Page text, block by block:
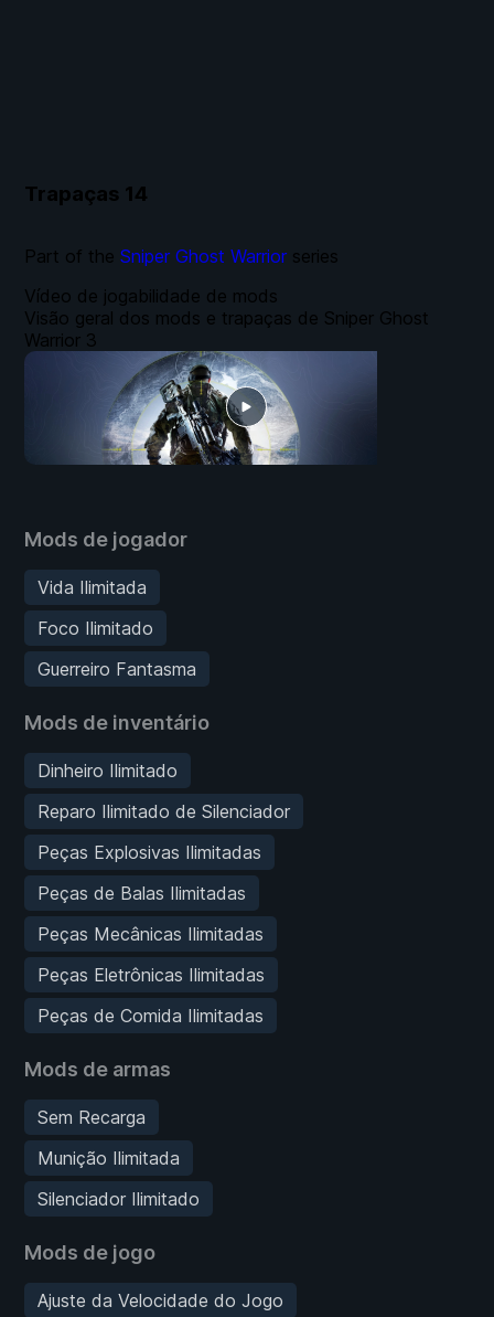
Trapaças 14
Mods de jogador
Vida Ilimitada
Foco Ilimitado
Guerreiro Fantasma
Mods de inventário
Dinheiro Ilimitado
Reparo Ilimitado de Silenciador
Peças Explosivas Ilimitadas
Peças de Balas Ilimitadas
Peças Mecânicas Ilimitadas
Peças Eletrônicas Ilimitadas
Peças de Comida Ilimitadas
Mods de armas
Sem Recarga
Munição Ilimitada
Silenciador Ilimitado
Mods de jogo
Ajuste da Velocidade do Jogo
Vídeo de jogabilidade de mods
Visão geral dos mods e trapaças de Sniper Ghost
Warrior 3
Part of the Sniper Ghost Warrior series